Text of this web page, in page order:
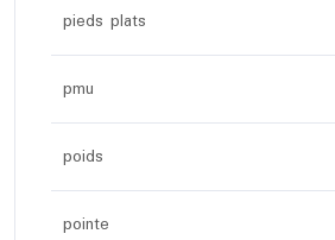
pieds plats
pmu
poids
pointe